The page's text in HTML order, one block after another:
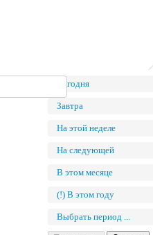
Сегодня
Завтра
На этой неделе
На следующей
В этом месяце
(!) В этом году
Выбрать период ...